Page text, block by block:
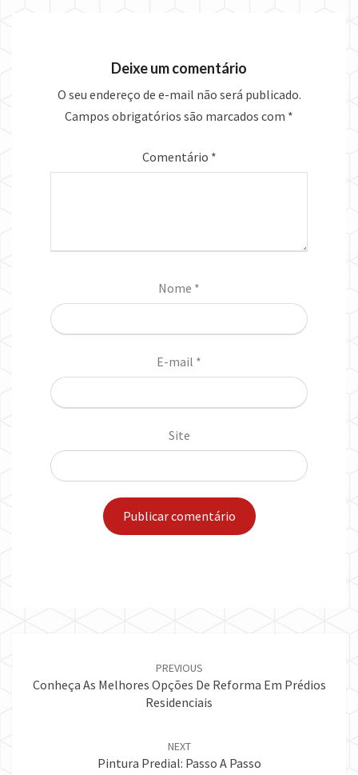
Deixe um comentário
O seu endereço de e-mail não será publicado.
Campos obrigatórios são marcados com *
Comentário *
Nome *
E-mail *
Site
PREVIOUS
Conheça As Melhores Opções De Reforma Em Prédios
Residenciais
NEXT
Pintura Predial: Passo A Passo